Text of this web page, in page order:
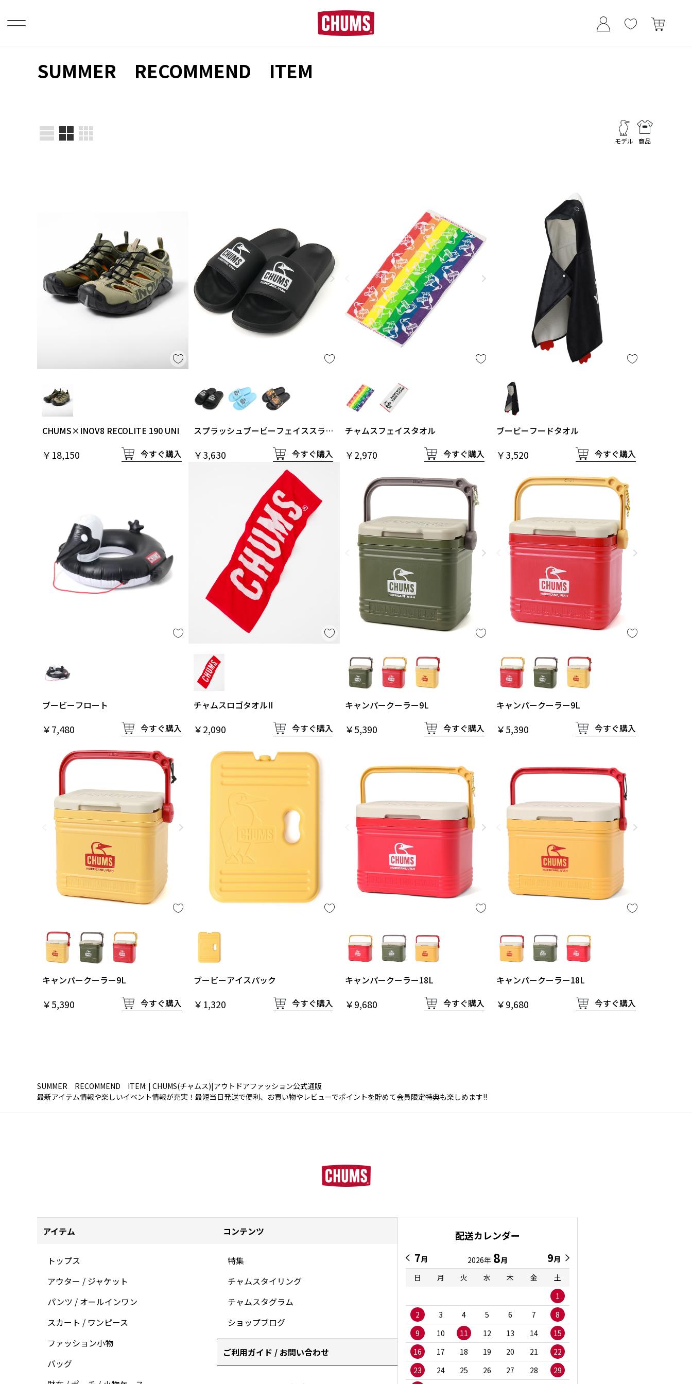
■夏季休業のお知らせ■
SUMMER RECOMMEND ITEM
モデル 商品
CHUMS×INOV8 RECOLITE 190 UNI
￥18,150 今すぐ購入
スプラッシュブービーフェイススライ
￥3,630 今すぐ購入
チャムスフェイスタオル
￥2,970 今すぐ購入
ブービーフードタオル
￥3,520 今すぐ購入
ブービーフロート
￥7,480 今すぐ購入
チャムスロゴタオルII
￥2,090 今すぐ購入
キャンパークーラー9L
￥5,390 今すぐ購入
キャンパークーラー9L
￥5,390 今すぐ購入
キャンパークーラー9L
￥5,390 今すぐ購入
ブービーアイスパック
￥1,320 今すぐ購入
キャンパークーラー18L
￥9,680 今すぐ購入
キャンパークーラー18L
￥9,680 今すぐ購入
SUMMER RECOMMEND ITEM: | CHUMS(チャムス)|アウトドアファッション公式通販
最新アイテム情報や楽しいイベント情報が充実！最短当日発送で便利、お買い物やレビューでポイントを貯めて会員限定特典も楽しめます!!
アイテム
トップス
アウター / ジャケット
パンツ / オールインワン
スカート / ワンピース
ファッション小物
バッグ
コンテンツ
特集
チャムスタイリング
チャムスタグラム
ショップブログ
ご利用ガイド / お問い合わせ
配送カレンダー
7月 2026年 8月 9月
日
月 火 水 木 金
土
1
2
3 4 5 6 7
8
9
10 11 12 13 14
15
16
17 18 19 20 21
22
23
24 25 26 27 28
29